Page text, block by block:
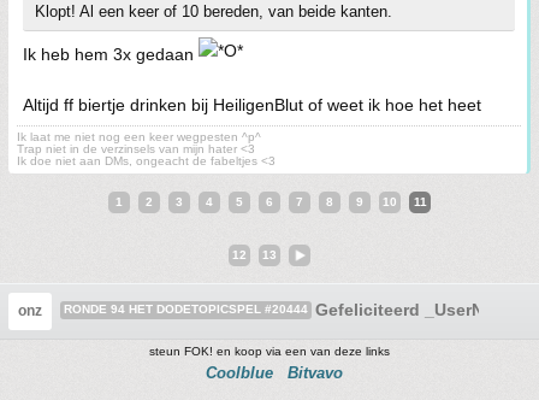
Klopt! Al een keer of 10 bereden, van beide kanten.
Ik heb hem 3x gedaan
Altijd ff biertje drinken bij HeiligenBlut of weet ik hoe het heet
Ik laat me niet nog een keer wegpesten ^p^
Trap niet in de verzinsels van mijn hater <3
Ik doe niet aan DMs, ongeacht de fabeltjes <3
1 2 3 4 5 6 7 8 9 10 11
12 13
onz RONDE 94 HET DODETOPICSPEL #20444 Gefeliciteerd _UserName_
steun FOK! en koop via een van deze links
Coolblue Bitvavo